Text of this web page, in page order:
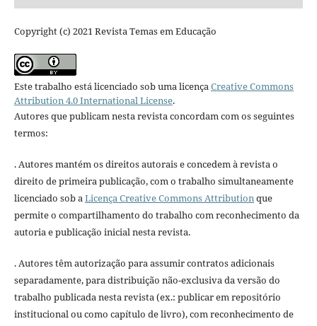
Copyright (c) 2021 Revista Temas em Educação
Este trabalho está licenciado sob uma licençaCreative Commons
Attribution 4.0 International License.
Autores que publicam nesta revista concordam com os seguintes
termos:
. Autores mantém os direitos autorais e concedem à revista o
direito de primeira publicação, com o trabalho simultaneamente
licenciado sob aLicença Creative Commons Attributionque
permite o compartilhamento do trabalho com reconhecimento da
autoria e publicação inicial nesta revista.
. Autores têm autorização para assumir contratos adicionais
separadamente, para distribuição não-exclusiva da versão do
trabalho publicada nesta revista (ex.: publicar em repositório
institucional ou como capítulo de livro), com reconhecimento de